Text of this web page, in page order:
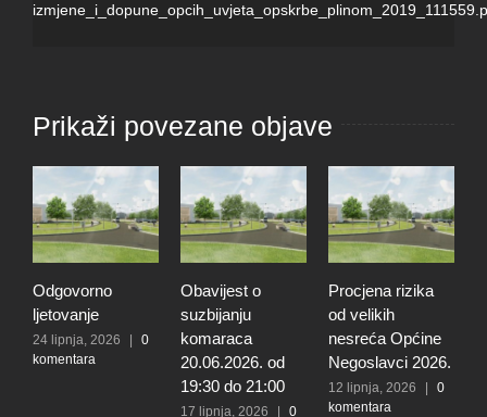
Prikaži povezane objave
Odgovorno
ljetovanje
24 lipnja, 2026
0
komentara
Obavijest o
suzbijanju
komaraca
20.06.2026. od
19:30 do 21:00
17 lipnja, 2026
0
Procjena rizika
od velikih
nesreća Općine
Negoslavci 2026.
12 lipnja, 2026
0
komentara